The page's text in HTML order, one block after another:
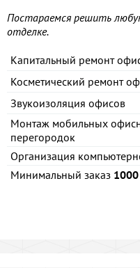
Постараемся решить
отделке.
Капитальный ремонт
Косметический ремонт
Звукоизоляция офисов
Монтаж мобильных
перегородок
Организация
Минимальный заказ